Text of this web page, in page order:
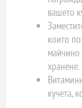
вашето
които
майчино
хранене.
кучета,